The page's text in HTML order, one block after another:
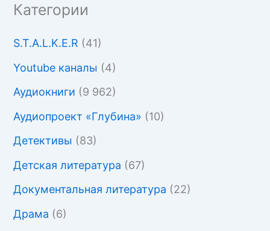
Категории
S.T.A.L.K.E.R (41)
Youtube каналы (4)
Аудиокниги (9 962)
Аудиопроект «Глубина» (10)
Детективы (83)
Детская литература (67)
Документальная литература (22)
Драма (6)